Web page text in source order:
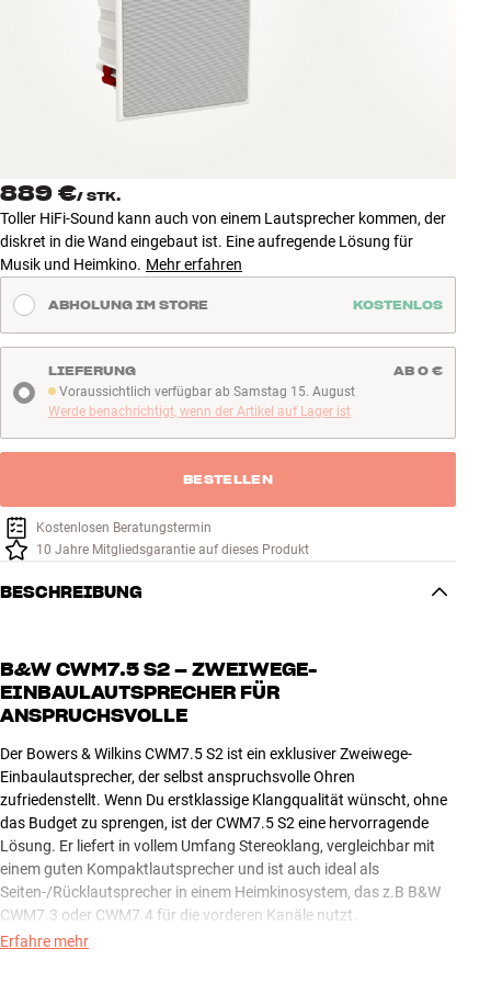
Zubehör
INSPIRATION
NEUHEITEN
ANGEBOTE
Store Finden
Kundendienst
Anmelden
Kundendienst
Bauen mit Klang
889 €/ STK.
Toller HiFi-Sound kann auch von einem Lautsprecher kommen, der
diskret in die Wand eingebaut ist. Eine aufregende Lösung für
Musik und Heimkino. Mehr erfahren
ABHOLUNG IM STORE KOSTENLOS
Voraussichtlich verfügbar ab Samstag 15. August
Voraussichtlich verfügbar ab Samstag 15. August
Werde benachrichtigt, wenn der Artikel auf Lager ist
LIEFERUNG AB 0 €
BESTELLEN
Kostenlosen Beratungstermin
10 Jahre Mitgliedsgarantie auf dieses Produkt
BESCHREIBUNG
B&W CWM7.5 S2 – ZWEIWEGE-
EINBAULAUTSPRECHER FÜR
ANSPRUCHSVOLLE
Der Bowers & Wilkins CWM7.5 S2 ist ein exklusiver Zweiwege-
Einbaulautsprecher, der selbst anspruchsvolle Ohren
zufriedenstellt. Wenn Du erstklassige Klangqualität wünscht, ohne
das Budget zu sprengen, ist der CWM7.5 S2 eine hervorragende
Lösung. Er liefert in vollem Umfang Stereoklang, vergleichbar mit
einem guten Kompaktlautsprecher und ist auch ideal als
Seiten-/Rücklautsprecher in einem Heimkinosystem, das z.B B&W
CWM7.3 oder CWM7.4 für die vorderen Kanäle nutzt.
Erfahre mehr